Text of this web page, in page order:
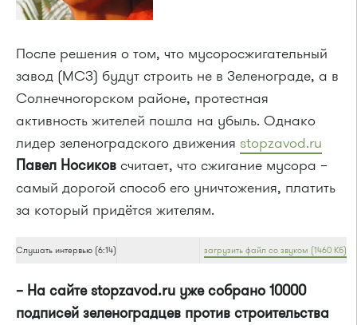
После решения о том, что мусоросжигательный
завод (МСЗ) будут строить не в Зеленограде, а в
Солнечногорском районе, протестная
активность жителей пошла на убыль. Однако
лидер зеленоградского движения stopzavod.ru
Павел Носиков считает, что сжигание мусора –
самый дорогой способ его уничтожения, платить
за который придётся жителям.
Слушать интервью (6:14) загрузить файл со звуком (1460 Кб)
– На сайте stopzavod.ru уже собрано 10000
подписей зеленоградцев против строительства